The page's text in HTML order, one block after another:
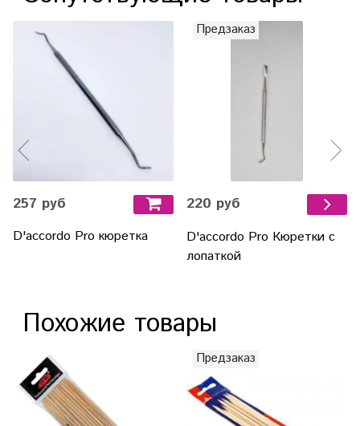
257 руб
D'accordo Pro кюретка
Предзаказ
220 руб
D'accordo Pro Кюретки с
лопаткой
Похожие товары
Предзаказ